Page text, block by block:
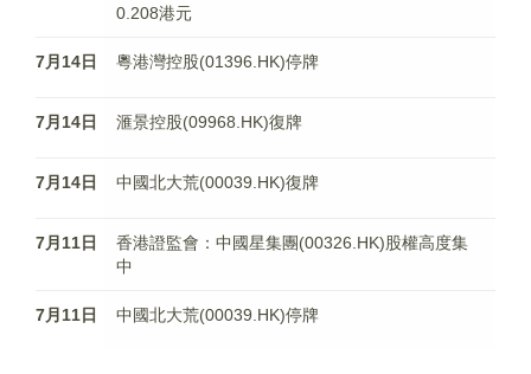
0.208港元
7月14日 粵港灣控股(01396.HK)停牌
7月14日 滙景控股(09968.HK)復牌
7月14日 中國北大荒(00039.HK)復牌
7月11日
香港證監會：中國星集團(00326.HK)股權高度集
中
7月11日 中國北大荒(00039.HK)停牌